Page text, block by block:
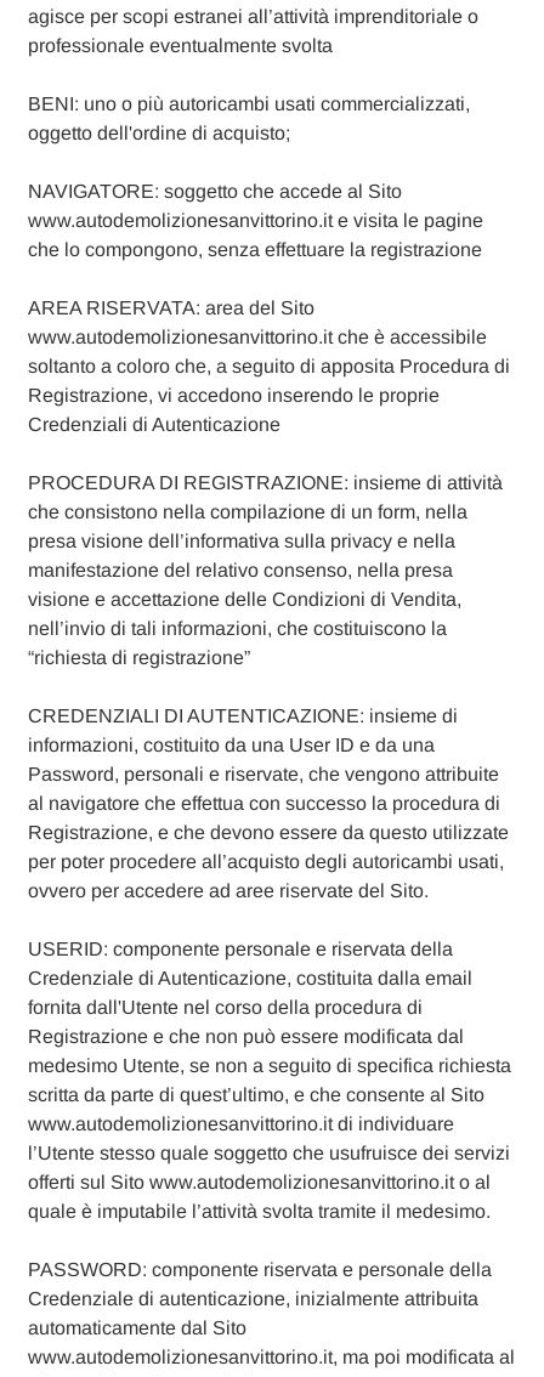
agisce per scopi estranei all’attività imprenditoriale o
professionale eventualmente svolta
BENI: uno o più autoricambi usati commercializzati,
oggetto dell'ordine di acquisto;
NAVIGATORE: soggetto che accede al Sito
www.autodemolizionesanvittorino.it e visita le pagine
che lo compongono, senza effettuare la registrazione
AREA RISERVATA: area del Sito
www.autodemolizionesanvittorino.it che è accessibile
soltanto a coloro che, a seguito di apposita Procedura di
Registrazione, vi accedono inserendo le proprie
Credenziali di Autenticazione
PROCEDURA DI REGISTRAZIONE: insieme di attività
che consistono nella compilazione di un form, nella
presa visione dell’informativa sulla privacy e nella
manifestazione del relativo consenso, nella presa
visione e accettazione delle Condizioni di Vendita,
nell’invio di tali informazioni, che costituiscono la
“richiesta di registrazione”
CREDENZIALI DI AUTENTICAZIONE: insieme di
informazioni, costituito da una User ID e da una
Password, personali e riservate, che vengono attribuite
al navigatore che effettua con successo la procedura di
Registrazione, e che devono essere da questo utilizzate
per poter procedere all’acquisto degli autoricambi usati,
ovvero per accedere ad aree riservate del Sito.
USERID: componente personale e riservata della
Credenziale di Autenticazione, costituita dalla email
fornita dall'Utente nel corso della procedura di
Registrazione e che non può essere modificata dal
medesimo Utente, se non a seguito di specifica richiesta
scritta da parte di quest’ultimo, e che consente al Sito
www.autodemolizionesanvittorino.it di individuare
l’Utente stesso quale soggetto che usufruisce dei servizi
offerti sul Sito www.autodemolizionesanvittorino.it o al
quale è imputabile l’attività svolta tramite il medesimo.
PASSWORD: componente riservata e personale della
Credenziale di autenticazione, inizialmente attribuita
automaticamente dal Sito
www.autodemolizionesanvittorino.it, ma poi modificata al